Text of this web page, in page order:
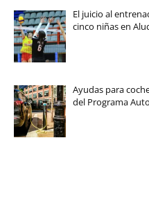
El juicio al
cinco niñas en
Ayudas para
del Programa